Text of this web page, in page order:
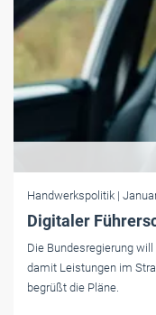
Handwerkspolitik |
Digitaler
Die Bundesregierung
damit Leistungen im
begrüßt die Pläne.